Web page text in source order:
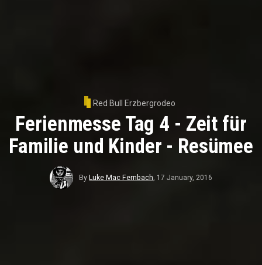
Red Bull Erzbergrodeo
Ferienmesse Tag 4 - Zeit für
Familie und Kinder - Resümee
By Luke Mac Fernbach, 17 January, 2016